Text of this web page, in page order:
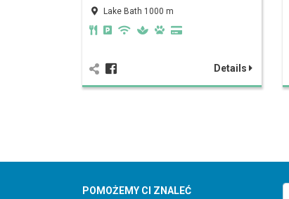
Lake Bath 1000 m
Details
POMOŻEMY CI ZNALEĆ